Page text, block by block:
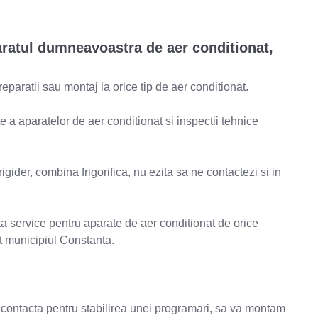
dumneavoastra de aer conditionat,
sau montaj la orice tip de aer conditionat.
a aparatelor de aer conditionat si inspectii tehnice
combina frigorifica, nu ezita sa ne contactezi si in
service pentru aparate de aer conditionat de orice
municipiul Constanta.
pentru stabilirea unei programari, sa va montam